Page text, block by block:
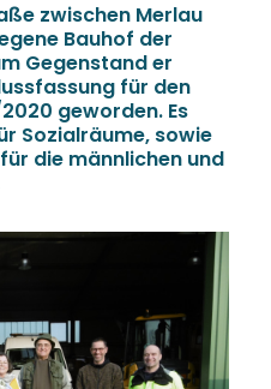
zwischen Merlau
Bauhof der
Gegenstand er
für den
geworden. Es
Sozialräume, sowie
die männlichen und